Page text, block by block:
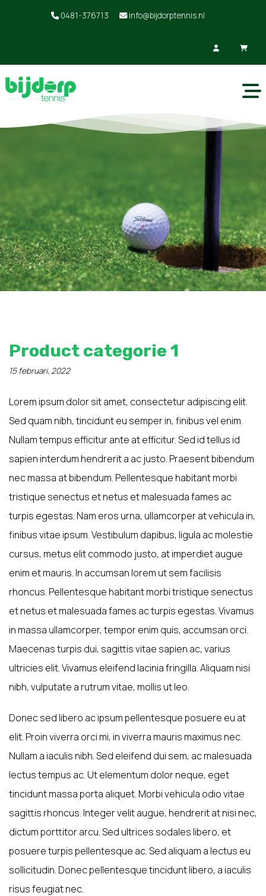
0481-376713 info@bijdorptennis.nl
Product categorie 1
15 februari, 2022
Lorem ipsum dolor sit amet, consectetur adipiscing elit.
Sed quam nibh, tincidunt eu semper in, finibus vel enim.
Nullam tempus efficitur ante at efficitur. Sed id tellus id
sapien interdum hendrerit a ac justo. Praesent bibendum
nec massa at bibendum. Pellentesque habitant morbi
tristique senectus et netus et malesuada fames ac
turpis egestas. Nam eros urna, ullamcorper at vehicula in,
finibus vitae ipsum. Vestibulum dapibus, ligula ac molestie
cursus, metus elit commodo justo, at imperdiet augue
enim et mauris. In accumsan lorem ut sem facilisis
rhoncus. Pellentesque habitant morbi tristique senectus
et netus et malesuada fames ac turpis egestas. Vivamus
in massa ullamcorper, tempor enim quis, accumsan orci.
Maecenas turpis dui, sagittis vitae sapien ac, varius
ultricies elit. Vivamus eleifend lacinia fringilla. Aliquam nisi
nibh, vulputate a rutrum vitae, mollis ut leo.
Donec sed libero ac ipsum pellentesque posuere eu at
elit. Proin viverra orci mi, in viverra mauris maximus nec.
Nullam a iaculis nibh. Sed eleifend dui sem, ac malesuada
lectus tempus ac. Ut elementum dolor neque, eget
tincidunt massa porta aliquet. Morbi vehicula odio vitae
sagittis rhoncus. Integer velit augue, hendrerit at nisi nec,
dictum porttitor arcu. Sed ultrices sodales libero, et
posuere turpis pellentesque ac. Sed aliquam a lectus eu
sollicitudin. Donec pellentesque tincidunt libero, a iaculis
risus feugiat nec.